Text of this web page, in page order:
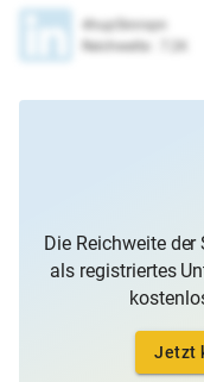
4hup5knrxpn
Reichweite
Die Reichweite
als registriertes
Jetzt